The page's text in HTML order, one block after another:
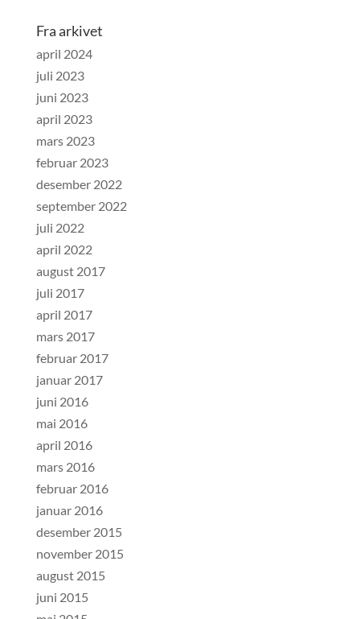
Fra arkivet
april 2024
juli 2023
juni 2023
april 2023
mars 2023
februar 2023
desember 2022
september 2022
juli 2022
april 2022
august 2017
juli 2017
april 2017
mars 2017
februar 2017
januar 2017
juni 2016
mai 2016
april 2016
mars 2016
februar 2016
januar 2016
desember 2015
november 2015
august 2015
juni 2015